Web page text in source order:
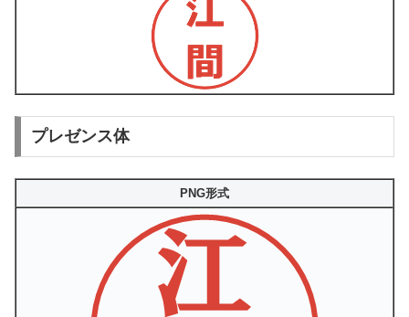
プレゼンス体
PNG形式